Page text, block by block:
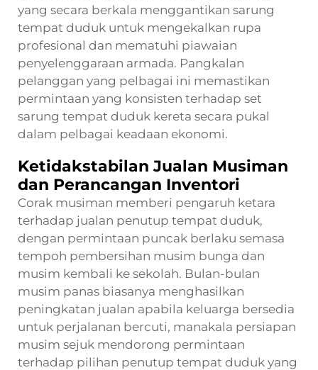
yang secara berkala menggantikan sarung
tempat duduk untuk mengekalkan rupa
profesional dan mematuhi piawaian
penyelenggaraan armada. Pangkalan
pelanggan yang pelbagai ini memastikan
permintaan yang konsisten terhadap set
sarung tempat duduk kereta secara pukal
dalam pelbagai keadaan ekonomi.
Ketidakstabilan Jualan Musiman
dan Perancangan Inventori
Corak musiman memberi pengaruh ketara
terhadap jualan penutup tempat duduk,
dengan permintaan puncak berlaku semasa
tempoh pembersihan musim bunga dan
musim kembali ke sekolah. Bulan-bulan
musim panas biasanya menghasilkan
peningkatan jualan apabila keluarga bersedia
untuk perjalanan bercuti, manakala persiapan
musim sejuk mendorong permintaan
terhadap pilihan penutup tempat duduk yang